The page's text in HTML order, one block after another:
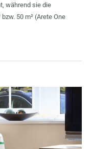
während sie die
50 m² (Arete One